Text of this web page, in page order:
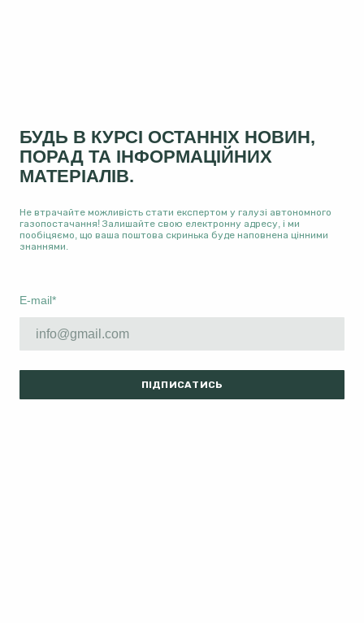
БУДЬ В КУРСІ ОСТАННІХ НОВИН,
ПОРАД ТА ІНФОРМАЦІЙНИХ
МАТЕРІАЛІВ.
Не втрачайте можливість стати експертом у галузі автономного
газопостачання! Залишайте свою електронну адресу, і ми
пообіцяємо, що ваша поштова скринька буде наповнена цінними
знаннями.
E-mail*
ПІДПИСАТИСЬ